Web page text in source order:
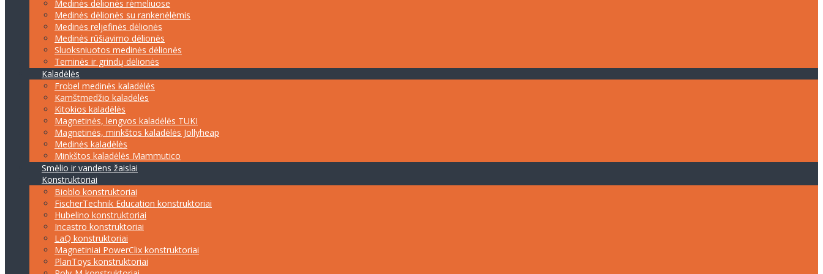
Medinės dėlionės rėmeliuose
Medinės dėlionės su rankenėlėmis
Medinės reljefinės dėlionės
Medinės rūšiavimo dėlionės
Sluoksniuotos medinės dėlionės
Teminės ir grindų dėlionės
Kaladėlės
Frobel medinės kaladėlės
Kamštmedžio kaladėlės
Kitokios kaladėlės
Magnetinės, lengvos kaladėlės TUKI
Magnetinės, minkštos kaladėlės Jollyheap
Medinės kaladėlės
Minkštos kaladėlės Mammutico
Smėlio ir vandens žaislai
Konstruktoriai
Bioblo konstruktoriai
FischerTechnik Education konstruktoriai
Hubelino konstruktoriai
Incastro konstruktoriai
LaQ konstruktoriai
Magnetiniai PowerClix konstruktoriai
PlanToys konstruktoriai